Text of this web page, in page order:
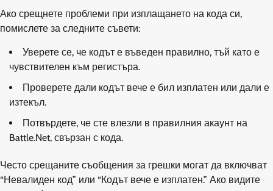
Ако срещнете проблеми при изплащането на кода си,
помислете за следните съвети:
Уверете се, че кодът е въведен правилно, тъй като е
чувствителен към регистъра.
Проверете дали кодът вече е бил изплатен или дали е
изтекъл.
Потвърдете, че сте влезли в правилния акаунт на
Battle.Net, свързан с кода.
Често срещаните съобщения за грешки могат да включват
“Невалиден код” или “Кодът вече е изплатен.” Ако видите